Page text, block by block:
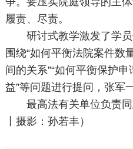
履责、尽责。
研讨式教学激发了学员
围绕“如何平衡法院案件数
间的关系”“如何平衡保护
益”等问题进行提问，张军
最高法有关单位负责同
丨摄影：孙若丰）